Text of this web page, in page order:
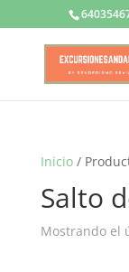
Inicio/
Salto
Mostrando el